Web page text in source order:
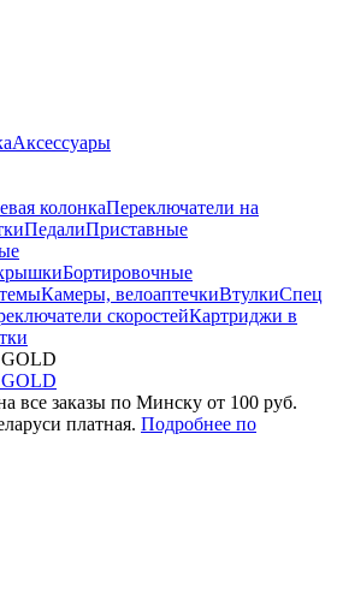
Аксессуары
колонкаПереключатели на
ПедалиПриставные
Бортировочные
Камеры, велоаптечкиВтулкиСпец
скоростейКартриджи в
все заказы по Минску от 100 руб.
платная. Подробнее по